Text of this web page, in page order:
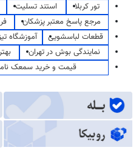
تور کربلا
استند تسلیت
مرجع پاسخ معتبر پزشکان
قطعات لباسشویی
آموزشگاه
نمایندگی بوش در تهران
قیمت و خرید سمعک